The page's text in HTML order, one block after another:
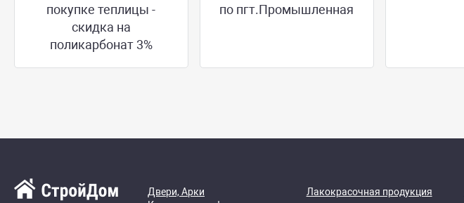
покупке теплицы -
скидка на
поликарбонат 3%
по пгт.Промышленная
Двери, Арки Лакокрасочная продукция